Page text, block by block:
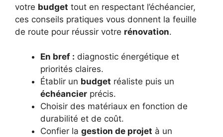
votre budget tout en respectant l’échéancier,
ces conseils pratiques vous donnent la feuille
de route pour réussir votre rénovation.
En bref : diagnostic énergétique et
priorités claires.
Établir un budget réaliste puis un
échéancier précis.
Choisir des matériaux en fonction de
durabilité et de coût.
Confier la gestion de projet à un